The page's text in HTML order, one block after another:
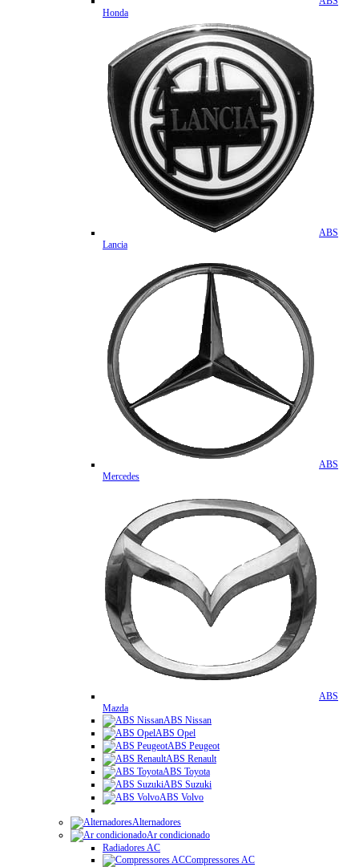
Honda
ABS
Lancia
ABS
Mercedes
ABS
Mazda
ABS Nissan
ABS Opel
ABS Peugeot
ABS Renault
ABS Toyota
ABS Suzuki
ABS Volvo
Alternadores
Ar condicionado
Radiadores AC
Compressores AC